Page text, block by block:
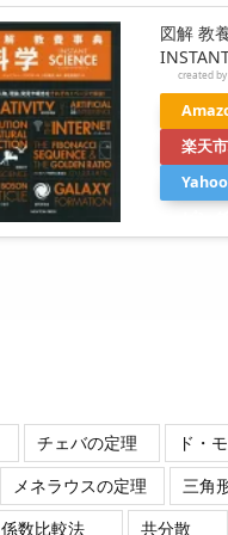
図解 教
created by
楽天
チェバの定理
ド・
メネラウスの定理 三角
係数比較法 共分散